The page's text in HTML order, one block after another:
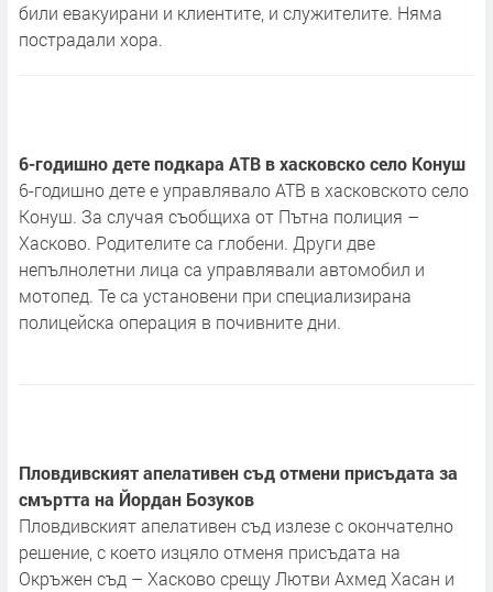
били евакуирани и клиентите, и служителите. Няма
пострадали хора.
6-годишно дете подкара АТВ в хасковско село Конуш
6-годишно дете е управлявало АТВ в хасковското село
Конуш. За случая съобщиха от Пътна полиция –
Хасково. Родителите са глобени. Други две
непълнолетни лица са управлявали автомобил и
мотопед. Те са установени при специализирана
полицейска операция в почивните дни.
Пловдивският апелативен съд отмени присъдата за
смъртта на Йордан Бозуков
Пловдивският апелативен съд излезе с окончателно
решение, с което изцяло отменя присъдата на
Окръжен съд – Хасково срещу Лютви Ахмед Хасан и